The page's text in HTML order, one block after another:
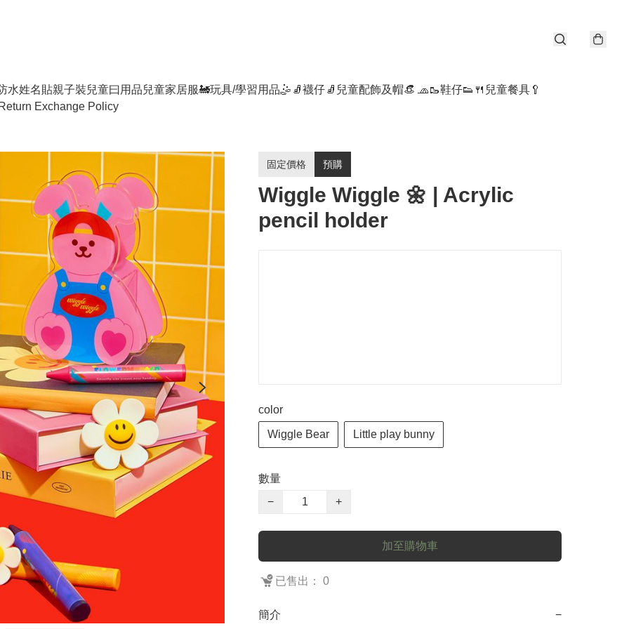
水姓名貼親子裝兒童曰用品兒童家居服🚂玩具/學習用品🤹 🧦襪仔🧦 兒童配飾及帽👒 🧢🥾鞋仔👟 🍴兒童餐具🥄
Exchange Policy
固定價格 預購
Wiggle Wiggle 🌼 | Acrylic
pencil holder
color
Wiggle Bear Little play bunny
數量
−
+
加至購物車
已售出： 0
簡介 −